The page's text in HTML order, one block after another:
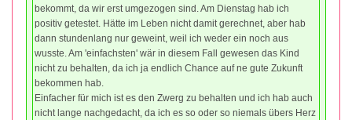
bekommt, da wir erst umgezogen sind. Am Dienstag hab ich
positiv getestet. Hätte im Leben nicht damit gerechnet, aber hab
dann stundenlang nur geweint, weil ich weder ein noch aus
wusste. Am 'einfachsten' wär in diesem Fall gewesen das Kind
nicht zu behalten, da ich ja endlich Chance auf ne gute Zukunft
bekommen hab.
Einfacher für mich ist es den Zwerg zu behalten und ich hab auch
nicht lange nachgedacht, da ich es so oder so niemals übers Herz